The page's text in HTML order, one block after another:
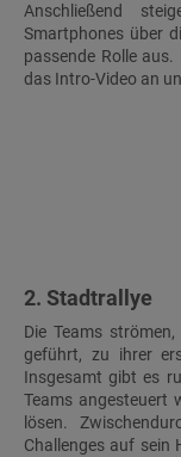
Anschließend
Smartphones über
passende Rolle aus.
das Intro-Video an
2. Stadtrallye
Die Teams
geführt, zu ihrer
Insgesamt gibt es
Teams angesteuert
lösen.
Challenges auf sein